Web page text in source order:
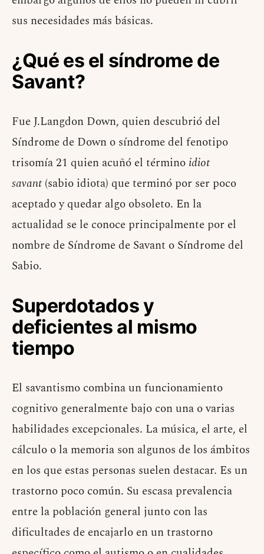
sus necesidades más básicas.
¿Qué es el síndrome de
Savant?
Fue J.Langdon Down, quien descubrió del
Síndrome de Down o síndrome del fenotipo
trisomía 21 quien acuñó el término idiot
savant(sabio idiota) que terminó por ser poco
aceptado y quedar algo obsoleto. En la
actualidad se le conoce principalmente por el
nombre de Síndrome de Savant o Síndrome del
Sabio.
Superdotados y
deficientes al mismo
tiempo
El savantismo combina un funcionamiento
cognitivo generalmente bajo con una o varias
habilidades excepcionales. La música, el arte, el
cálculo o la memoria son algunos de los ámbitos
en los que estas personas suelen destacar. Es un
trastorno poco común. Su escasa prevalencia
entre la población general junto con las
dificultades de encajarlo en un trastorno